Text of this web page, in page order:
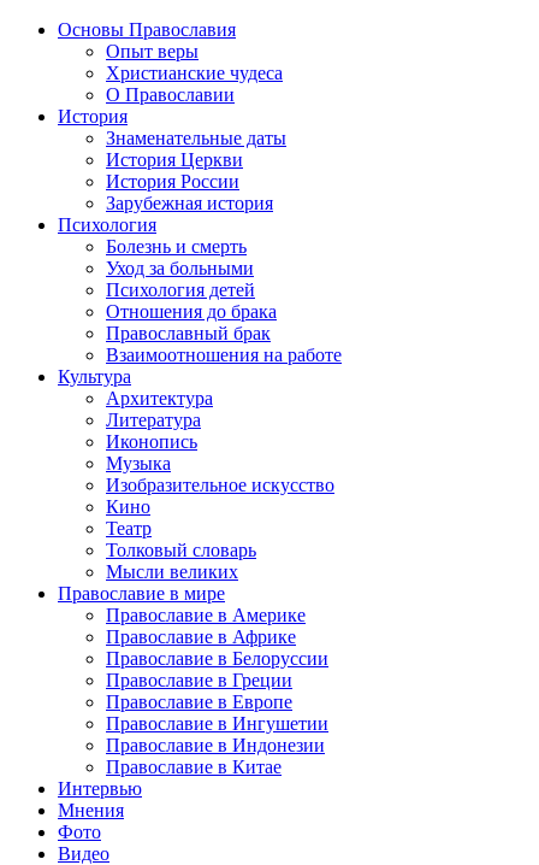
Основы Православия
Опыт веры
Христианские чудеса
О Православии
История
Знаменательные даты
История Церкви
История России
Зарубежная история
Психология
Болезнь и смерть
Уход за больными
Психология детей
Отношения до брака
Православный брак
Взаимоотношения на работе
Культура
Архитектура
Литература
Иконопись
Музыка
Изобразительное искусство
Кино
Театр
Толковый словарь
Мысли великих
Православие в мире
Православие в Америке
Православие в Африке
Православие в Белоруссии
Православие в Греции
Православие в Европе
Православие в Ингушетии
Православие в Индонезии
Православие в Китае
Интервью
Мнения
Фото
Видео